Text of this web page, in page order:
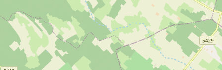
Zaječar
Vrbas
Majdanpek